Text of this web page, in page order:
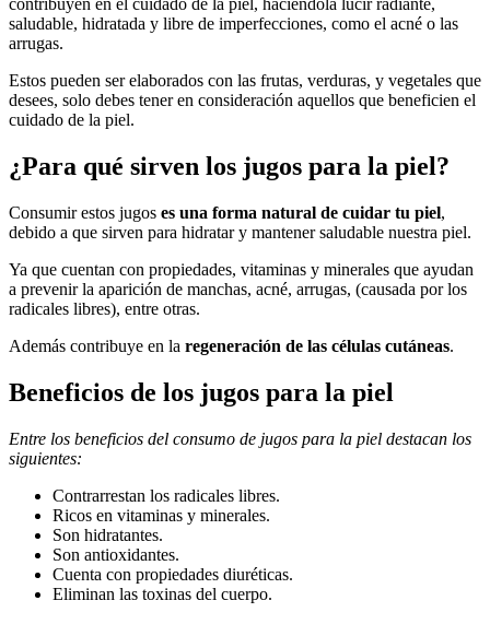
contribuyen en el cuidado de la piel, haciéndola lucir radiante,
saludable, hidratada y libre de imperfecciones, como el acné o las
arrugas.
Estos pueden ser elaborados con las frutas, verduras, y vegetales que
desees, solo debes tener en consideración aquellos que beneficien el
cuidado de la piel.
¿Para qué sirven los jugos para la piel?
Consumir estos jugos es una forma natural de cuidar tu piel,
debido a que sirven para hidratar y mantener saludable nuestra piel.
Ya que cuentan con propiedades, vitaminas y minerales que ayudan
a prevenir la aparición de manchas, acné, arrugas, (causada por los
radicales libres), entre otras.
Además contribuye en la regeneración de las células cutáneas.
Beneficios de los jugos para la piel
Entre los beneficios del consumo de jugos para la piel destacan los
siguientes:
Contrarrestan los radicales libres.
Ricos en vitaminas y minerales.
Son hidratantes.
Son antioxidantes.
Cuenta con propiedades diuréticas.
Eliminan las toxinas del cuerpo.